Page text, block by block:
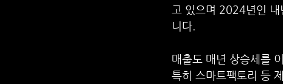
고 있으며 2024년인
니다.
매출도 매년 상승세를
특히 스마트팩토리 등